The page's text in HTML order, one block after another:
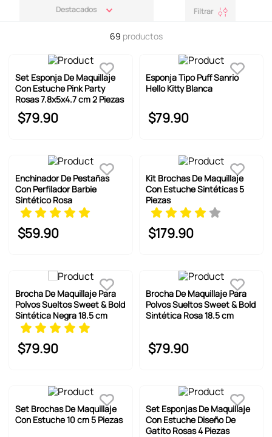
Destacados Filtrar
69 productos
Set Esponja De Maquillaje
Con Estuche Pink Party
Rosas 7.8x5x4.7 cm 2 Piezas
$79.90
Esponja Tipo Puff Sanrio
Hello Kitty Blanca
$79.90
Enchinador De Pestañas
Con Perfilador Barbie
Sintético Rosa
$59.90
Kit Brochas De Maquillaje
Con Estuche Sintéticas 5
Piezas
$179.90
Brocha De Maquillaje Para
Polvos Sueltos Sweet & Bold
Sintética Negra 18.5 cm
$79.90
Brocha De Maquillaje Para
Polvos Sueltos Sweet & Bold
Sintética Rosa 18.5 cm
$79.90
Set Brochas De Maquillaje
Con Estuche 10 cm 5 Piezas
Set Esponjas De Maquillaje
Con Estuche Diseño De
Gatito Rosas 4 Piezas
blind box
6.
pokemon
7 .
llaveros
.